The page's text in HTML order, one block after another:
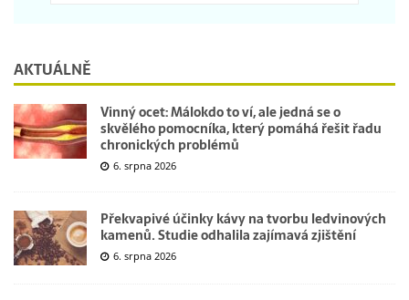
AKTUÁLNĚ
Vinný ocet: Málokdo to ví, ale jedná se o
skvělého pomocníka, který pomáhá řešit řadu
chronických problémů
6. srpna 2026
Překvapivé účinky kávy na tvorbu ledvinových
kamenů. Studie odhalila zajímavá zjištění
6. srpna 2026